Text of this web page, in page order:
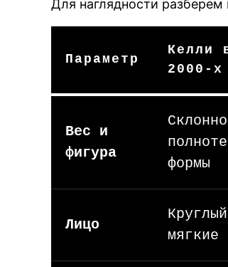
Для наглядности
Параметр
Келли
2000-х
Вес и
фигура
формы
Лицо
мягкие